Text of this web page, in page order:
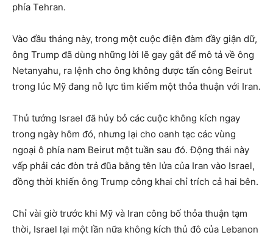
phía Tehran.
Vào đầu tháng này, trong một cuộc điện đàm đầy giận dữ,
ông Trump đã dùng những lời lẽ gay gắt để mô tả về ông
Netanyahu, ra lệnh cho ông không được tấn công Beirut
trong lúc Mỹ đang nỗ lực tìm kiếm một thỏa thuận với Iran.
Thủ tướng Israel đã hủy bỏ các cuộc không kích ngay
trong ngày hôm đó, nhưng lại cho oanh tạc các vùng
ngoại ô phía nam Beirut một tuần sau đó. Động thái này
vấp phải các đòn trả đũa bằng tên lửa của Iran vào Israel,
đồng thời khiến ông Trump công khai chỉ trích cả hai bên.
Chỉ vài giờ trước khi Mỹ và Iran công bố thỏa thuận tạm
thời, Israel lại một lần nữa không kích thủ đô của Lebanon